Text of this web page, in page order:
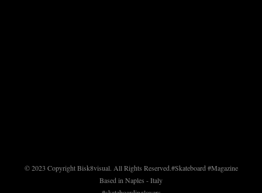
© 2023 Copyright Bisk8visual. All Rights Reserved.#Skateboard #Magazine
Based in Naples - Italy